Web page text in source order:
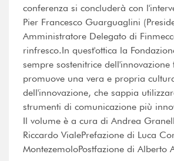
conferenza si concluderà con
Pier Francesco Guarguaglini
Amministratore Delegato di
rinfresco.In quest'ottica la
sempre sostenitrice dell'innovazione
promuove una vera e propria
dell'innovazione, che sappia
strumenti di comunicazione più
Il volume è a cura di Andrea
Riccardo VialePrefazione di Luca
MontezemoloPostfazione di Alberto